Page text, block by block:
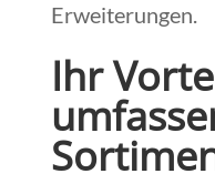
Erweiterungen.
Ihr